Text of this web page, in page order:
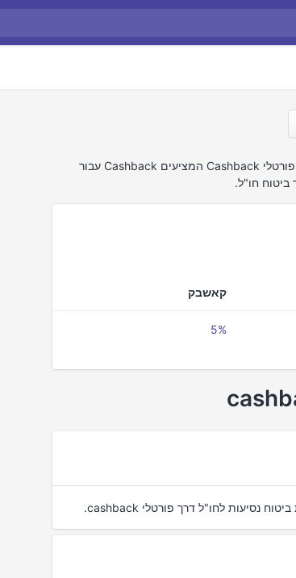
חיפשנו באינטרנט את הצעות ההחזר הטובות ביותר של ביטוח חו"ל. מצאנו 2 פורטלי Cashback המציעים Cashback עבור
קאשבק
5%